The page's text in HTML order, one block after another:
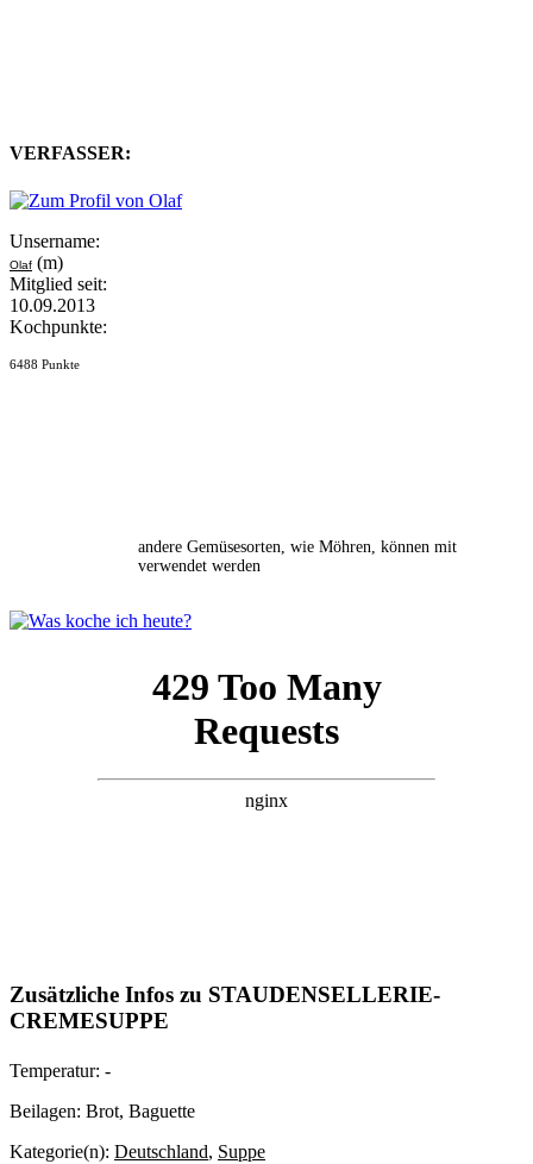
VERFASSER:
Unsername:
Olaf (m)
Mitglied seit:
10.09.2013
Kochpunkte:
6488 Punkte
andere Gemüsesorten, wie Möhren, können mit
verwendet werden
Zusätzliche Infos zu STAUDENSELLERIE-
CREMESUPPE
Temperatur: -
Beilagen: Brot, Baguette
Kategorie(n): Deutschland, Suppe